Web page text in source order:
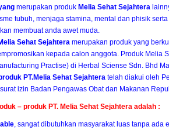
merupakan produk Melia Sehat Sejahtera
tubuh, menjaga stamina, mental dan phisik
membuat anda awet muda.
Sehat Sejahtera merupakan produk yang
kepada calon anggota. Produk Melia
Practise) di Herbal Sciense Sdn. Bhd
PT.Melia Sehat Sejahtera telah diakui oleh
izin Badan Pengawas Obat dan Makanan
– produk PT. Melia Sehat Sejahtera adalah :
, sangat dibutuhkan masyarakat luas tanpa